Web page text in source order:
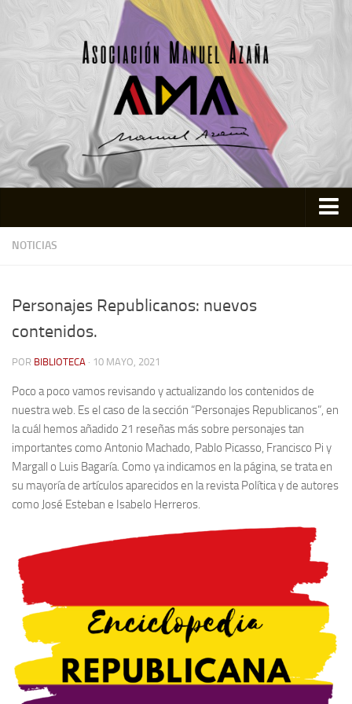
Inicio
Quienes somos
Actividades
Memoria Histórica
Investigación previa de la represión en Talavera de la Reina (1937-
1947).
Informe Represión en Toledo 1936-1947 | Buscador
Informe de la fosa de abril de 1939 de Tembleque
Militantes históricos IR
Izquierda Republicana. Agrupaciones y Militantes (1934-1939)
Izquierda Republicana. Navarra
Izquierda Republicana. Galicia
Textos esenciales del republicanismo
NOTICIAS
Personajes Republicanos: nuevos
contenidos.
POR BIBLIOTECA · 10 MAYO, 2021
Poco a poco vamos revisando y actualizando los contenidos de
nuestra web. Es el caso de la sección “Personajes Republicanos”, en
la cuál hemos añadido 21 reseñas más sobre personajes tan
importantes como Antonio Machado, Pablo Picasso, Francisco Pi y
Margall o Luis Bagaría. Como ya indicamos en la página, se trata en
su mayoría de artículos aparecidos en la revista Política y de autores
como José Esteban e Isabelo Herreros.